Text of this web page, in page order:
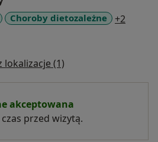
Choroby dietozależne +2
lokalizacje (1)
akceptowana
przed wizytą.